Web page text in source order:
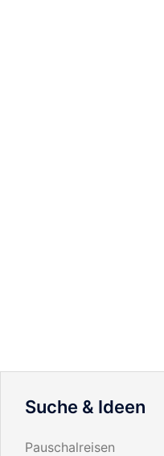
Suche & Ideen
Pauschalreisen